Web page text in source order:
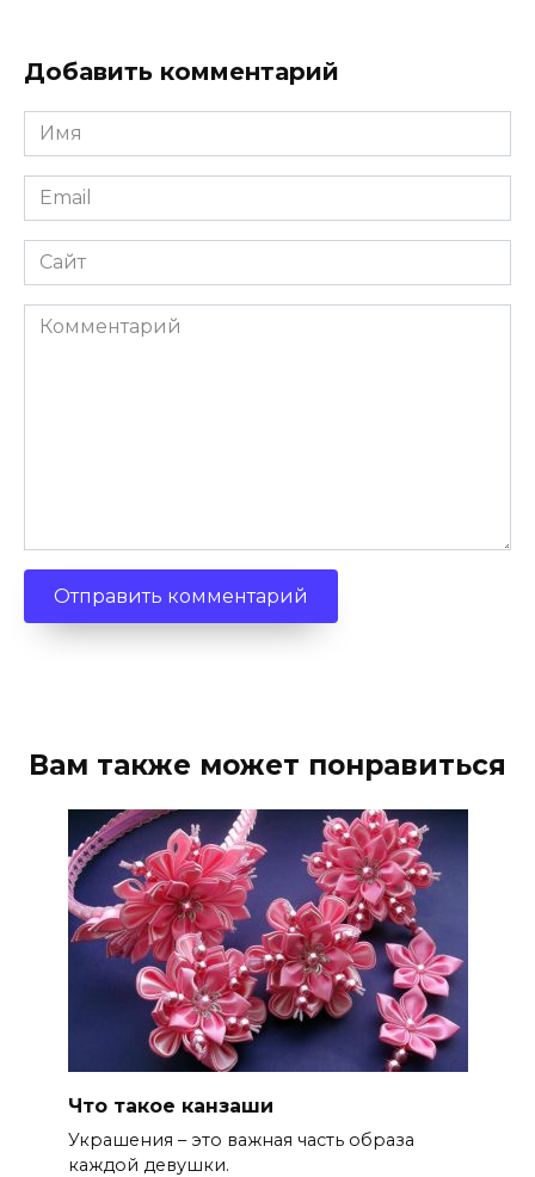
Добавить комментарий
Имя
*
Email
*
Сайт
Комментарий
Вам также может понравиться
Что такое канзаши
Украшения – это важная часть образа
каждой девушки.